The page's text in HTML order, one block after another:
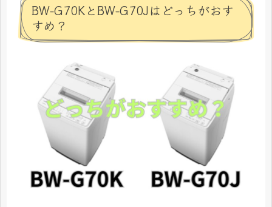
BW-G70KとBW-G70Jはどっちがおす
すめ？